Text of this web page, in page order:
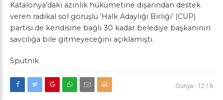
Katalonya’daki azınlık hükümetine dışarından destek
veren radikal sol görüşlü ‘Halk Adaylığı Birliği’ (CUP)
partisi de kendisine bağlı 30 kadar belediye başkanının
savcılığa bile gitmeyeceğini açıklamıştı.
Sputnik
-Dünya - 12:16